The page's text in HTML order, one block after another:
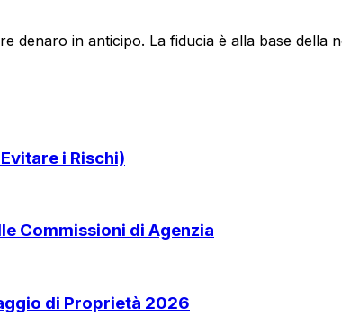
denaro in anticipo. La fiducia è alla base della
i Rischi)
Commissioni di Agenzia
di Proprietà 2026